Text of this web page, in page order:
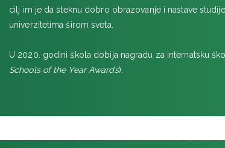
NOTINGEM
cilj im je da steknu dobro obrazovanje i nastave
univerzitetima širom sveta.
U 2020. godini škola dobija nagradu za internatsku
Schools of the Year Awards).